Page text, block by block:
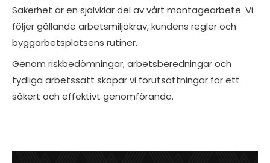
Säkerhet är en självklar del av vårt montagearbete. Vi
följer gällande arbetsmiljökrav, kundens regler och
byggarbetsplatsens rutiner.
Genom riskbedömningar, arbetsberedningar och
tydliga arbetssätt skapar vi förutsättningar för ett
säkert och effektivt genomförande.